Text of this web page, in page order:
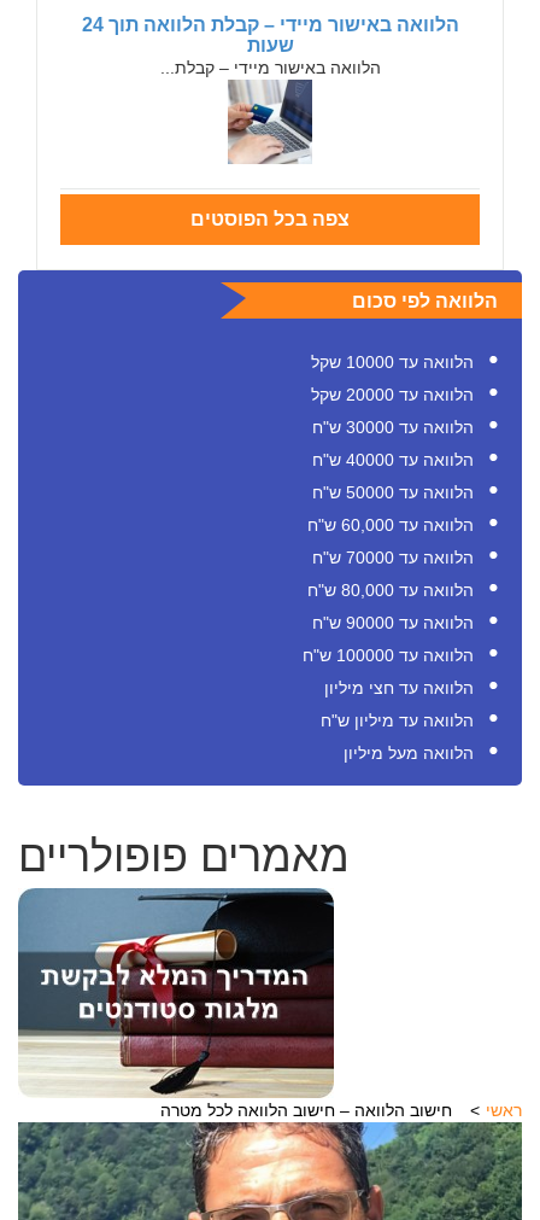
הלוואה באישור מיידי – קבלת הלוואה תוך 24
שעות
הלוואה באישור מיידי – קבלת...
צפה בכל הפוסטים
הלוואה לפי סכום
הלוואה עד 10000 שקל
הלוואה עד 20000 שקל
הלוואה עד 30000 ש"ח
הלוואה עד 40000 ש"ח
הלוואה עד 50000 ש"ח
הלוואה עד 60,000 ש"ח
הלוואה עד 70000 ש"ח
הלוואה עד 80,000 ש"ח
הלוואה עד 90000 ש"ח
הלוואה עד 100000 ש"ח
הלוואה עד חצי מיליון
הלוואה עד מיליון ש"ח
הלוואה מעל מיליון
מאמרים פופולריים
ראשי חישוב הלוואה – חישוב הלוואה לכל מטרה